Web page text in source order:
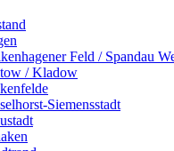
Feld / Spandau
/ Kladow
Siemensstadt